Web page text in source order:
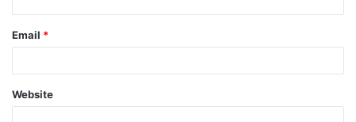
Email *
Website